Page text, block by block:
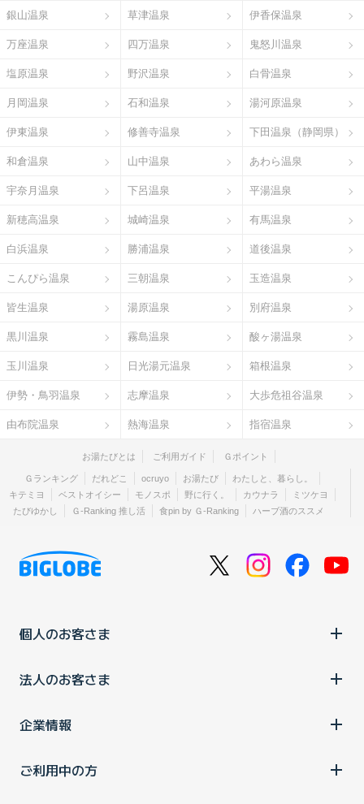
銀山温泉 草津温泉 伊香保温泉
万座温泉 四万温泉 鬼怒川温泉
塩原温泉 野沢温泉 白骨温泉
月岡温泉 石和温泉 湯河原温泉
伊東温泉 修善寺温泉 下田温泉（静岡県）
和倉温泉 山中温泉 あわら温泉
宇奈月温泉 下呂温泉 平湯温泉
新穂高温泉 城崎温泉 有馬温泉
白浜温泉 勝浦温泉 道後温泉
こんぴら温泉 三朝温泉 玉造温泉
皆生温泉 湯原温泉 別府温泉
黒川温泉 霧島温泉 酸ヶ湯温泉
玉川温泉 日光湯元温泉 箱根温泉
伊勢・鳥羽温泉 志摩温泉 大歩危祖谷温泉
由布院温泉 熱海温泉 指宿温泉
お湯たびとは ご利用ガイド Ｇポイント
Ｇランキング だれどこ ocruyo お湯たび
わたしと、暮らし。
キテミヨ
ベストオイシー モノスポ 野に行く。 カウナラ
ミツケヨ
たびゆかし
Ｇ-Ranking 推し活 食pin by Ｇ-Ranking ハーブ酒のススメ
個人のお客さま
法人のお客さま
企業情報
ご利用中の方